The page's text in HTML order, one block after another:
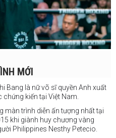
MỚI
Bang là nữ võ sĩ quyền Anh xuất
kiến tại Việt Nam.
màn trình diễn ấn tượng nhất tại
khi giành huy chương vàng
Philippines Nesthy Petecio.